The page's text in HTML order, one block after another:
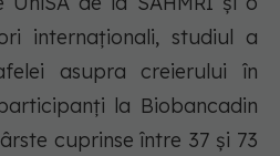
internaționali, studiul a
asupra creierului în
la Biobancadin
cuprinse între 37 și 73